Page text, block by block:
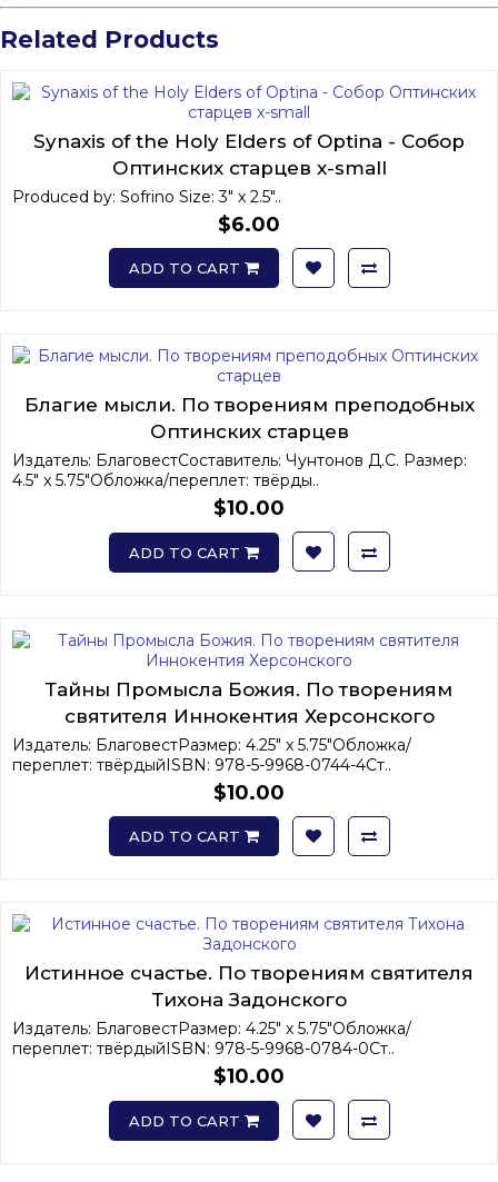
Related Products
Synaxis of the Holy Elders of Optina - Собор
Оптинских старцев x-small
Produced by: Sofrino Size: 3" x 2.5"..
$6.00
ADD TO CART
Благие мысли. По творениям преподобных
Оптинских старцев
Издатель: БлаговестСоставитель: Чунтонов Д.С. Размер:
4.5" x 5.75"Обложка/переплет: твёрды..
$10.00
ADD TO CART
Тайны Промысла Божия. По творениям
святителя Иннокентия Херсонского
Издатель: БлаговестРазмер: 4.25" x 5.75"Обложка/
переплет: твёрдыйISBN: 978-5-9968-0744-4Ст..
$10.00
ADD TO CART
Истинное счастье. По творениям святителя
Тихона Задонского
Издатель: БлаговестРазмер: 4.25" x 5.75"Обложка/
переплет: твёрдыйISBN: 978-5-9968-0784-0Ст..
$10.00
ADD TO CART